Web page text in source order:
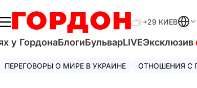
+29 КИЕВ
у ГордонаБлогиБульварLIVEЭксклюзив
ПЕРЕГОВОРЫ О МИРЕ В УКРАИНЕ ОТНОШЕНИЯ С